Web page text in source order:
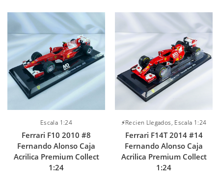
Escala 1:24
Ferrari F10 2010 #8
Fernando Alonso Caja
Acrilica Premium Collect
1:24
⚡Recien Llegados, Escala 1:24
Ferrari F14T 2014 #14
Fernando Alonso Caja
Acrilica Premium Collect
1:24